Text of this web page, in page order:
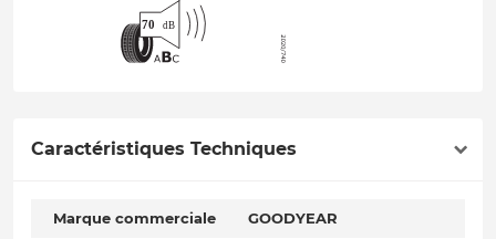
Caractéristiques Techniques
Marque commerciale GOODYEAR